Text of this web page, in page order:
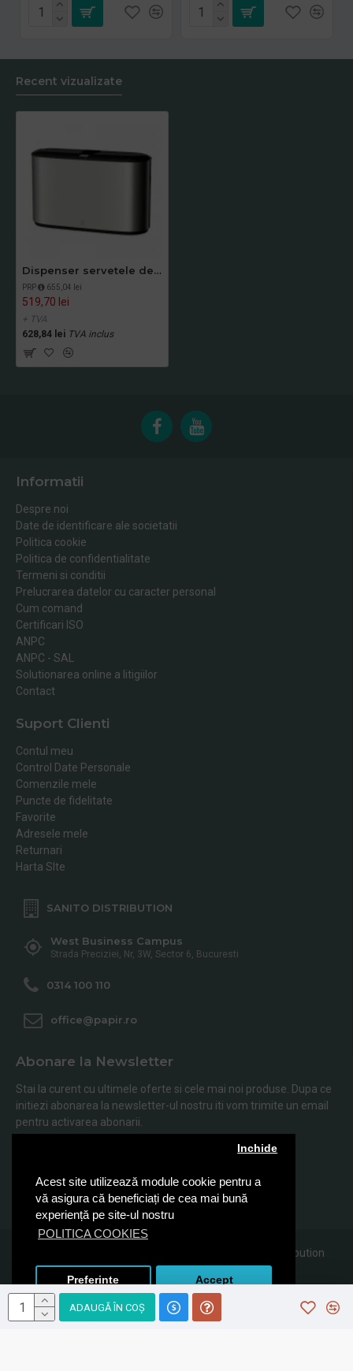
Acest site utilizează module cookie pentru a
vă asigura că beneficiați de cea mai bună
experiență pe site-ul nostru
POLITICA COOKIES
Inchide
Preferinte Accept
ADAUGĂ ÎN COŞ
Recent vizualizate
Dispenser servetele de masa Xpress Inox Tork
PRP 655,04 lei
519,70 lei
+ TVA
628,84 lei TVA inclus
Informatii
Despre noi
Date de identificare ale societatii
Politica cookie
Politica de confidentialitate
Termeni si conditii
Prelucrarea datelor cu caracter personal
Cum comand
Certificari ISO
ANPC
ANPC - SAL
Solutionarea online a litigiilor
Contact
Suport Clienti
Contul meu
Control Date Personale
Comenzile mele
Puncte de fidelitate
Favorite
Adresele mele
Returnari
Harta SIte
SANITO DISTRIBUTION
West Business Campus
Strada Preciziei, Nr, 3W, Sector 6, Bucuresti
0314 100 110
office@papir.ro
Abonare la Newsletter
Stai la curent cu ultimele oferte si cele mai noi produse. Dupa ce
initiezi abonarea la newsletter-ul nostru iti vom trimite un email
pentru activarea abonarii.
Abonare
Am citit şi sunt de acord cu Politica de Confidentialitate
© 2019, Papir.ro, Toate drepturile rezervate Sanito Distribution